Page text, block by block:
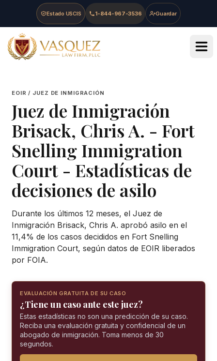
Skip to main content
Skip to navigation
Skip to footer
Estado USCIS 1-844-967-3536 Guardar
Vasquez Law Firm - Home
EOIR / JUEZ DE INMIGRACIÓN
Juez de Inmigración
Brisack, Chris A. - Fort
Snelling Immigration
Court - Estadísticas de
decisiones de asilo
Durante los últimos 12 meses, el Juez de
Inmigración Brisack, Chris A. aprobó asilo en el
11,4% de los casos decididos en Fort Snelling
Immigration Court, según datos de EOIR liberados
por FOIA.
EVALUACIÓN GRATUITA DE SU CASO
¿Tiene un caso ante este juez?
Estas estadísticas no son una predicción de su caso.
Reciba una evaluación gratuita y confidencial de un
abogado de inmigración. Toma menos de 30
segundos.